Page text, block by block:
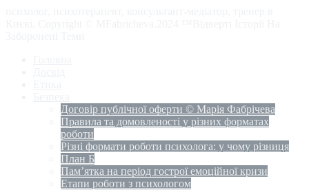
Договір публічної оферти © Марія Фабрічева
Правила та домовленості у різних форматах
роботи
Різні формати роботи психолога: у чому різниця
План Б
Пам’ятка на період гострої емоційної кризи
Етапи роботи з психологом